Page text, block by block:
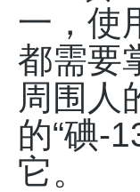
一，使
都需要
周围人
的“碘-
它。